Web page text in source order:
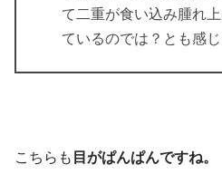
て二重が食い込み腫れ
ているのでは？とも感じ
こちらも 目がぱんぱんですね。